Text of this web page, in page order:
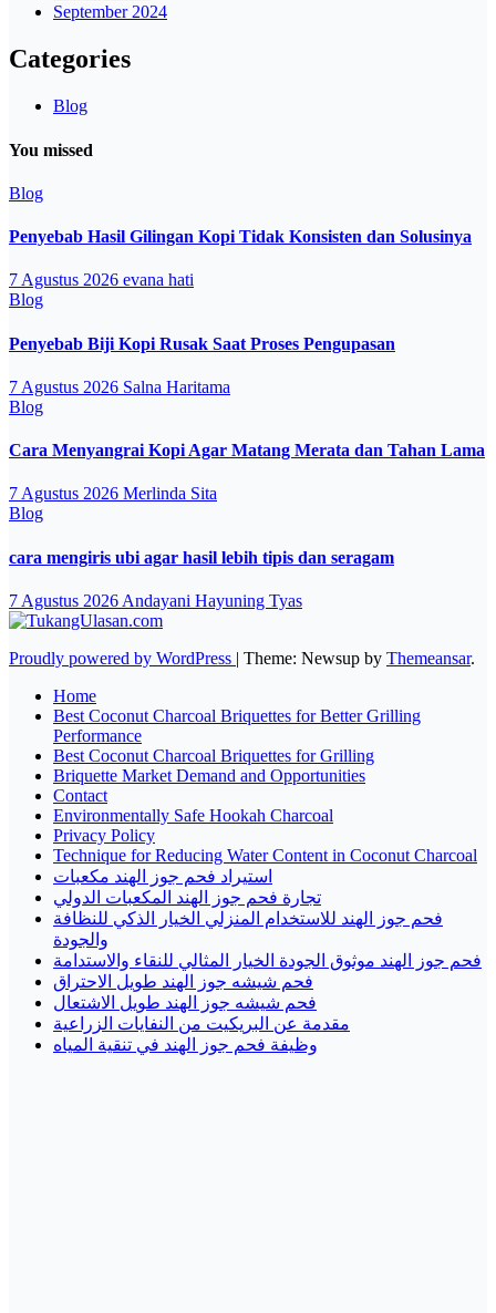
September 2024
Categories
Blog
You missed
Blog
Penyebab Hasil Gilingan Kopi Tidak Konsisten dan Solusinya
7 Agustus 2026 evana hati
Blog
Penyebab Biji Kopi Rusak Saat Proses Pengupasan
7 Agustus 2026 Salna Haritama
Blog
Cara Menyangrai Kopi Agar Matang Merata dan Tahan Lama
7 Agustus 2026 Merlinda Sita
Blog
cara mengiris ubi agar hasil lebih tipis dan seragam
7 Agustus 2026 Andayani Hayuning Tyas
Proudly powered by WordPress | Theme: Newsup by Themeansar.
Home
Best Coconut Charcoal Briquettes for Better Grilling
Performance
Best Coconut Charcoal Briquettes for Grilling
Briquette Market Demand and Opportunities
Contact
Environmentally Safe Hookah Charcoal
Privacy Policy
Technique for Reducing Water Content in Coconut Charcoal
استيراد فحم جوز الهند مكعبات
تجارة فحم جوز الهند المكعبات الدولي
فحم جوز الهند للاستخدام المنزلي الخيار الذكي للنظافة
والجودة
فحم جوز الهند موثوق الجودة الخيار المثالي للنقاء والاستدامة
فحم شيشه جوز الهند طويل الاحتراق
فحم شيشه جوز الهند طويل الاشتعال
مقدمة عن البريكيت من النفايات الزراعية
وظيفة فحم جوز الهند في تنقية المياه